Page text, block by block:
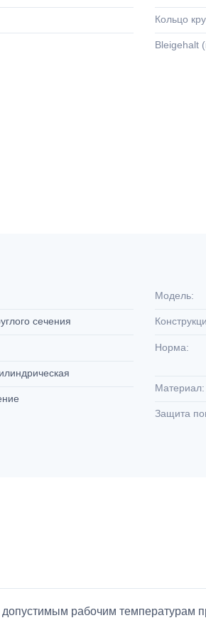
Кольцо
Bleigehalt
сечения
Модель:
Норма:
Материал:
Защита
допустимым рабочим